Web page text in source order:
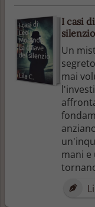
I casi
silenzio
Un
mai
mani e